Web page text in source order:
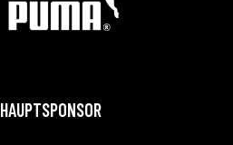
HAUPTSPONSOR